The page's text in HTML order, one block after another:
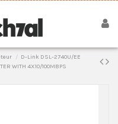
D-Link DSL-2740U/EE
WITH 4X10/100MBPS